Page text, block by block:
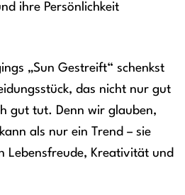
ihre Persönlichkeit
„Sun Gestreift“ schenkst
das nicht nur gut
gut tut. Denn wir glauben,
als nur ein Trend – sie
Lebensfreude, Kreativität und